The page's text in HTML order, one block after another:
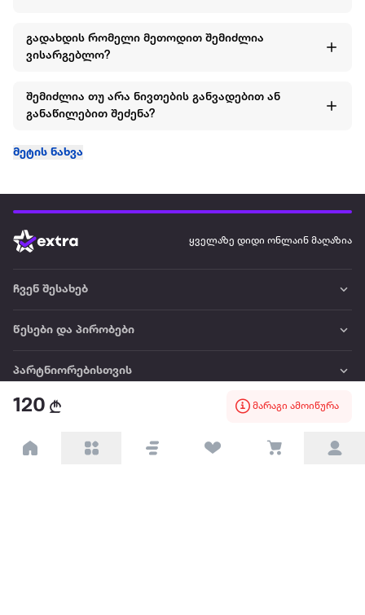
120 მარაგი ამოიწურა
გადახდის რომელი მეთოდით შემიძლია
ვისარგებლო?
შემიძლია თუ არა ნივთების განვადებით ან
განაწილებით შეძენა?
მეტის ნახვა
ყველაზე დიდი ონლაინ მაღაზია
ჩვენ შესახებ
წესები და პირობები
პარტნიორებისთვის
ტრენდული
პოპულარული